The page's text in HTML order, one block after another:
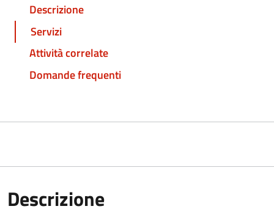
Descrizione
Servizi
Attività correlate
Domande frequenti
Descrizione